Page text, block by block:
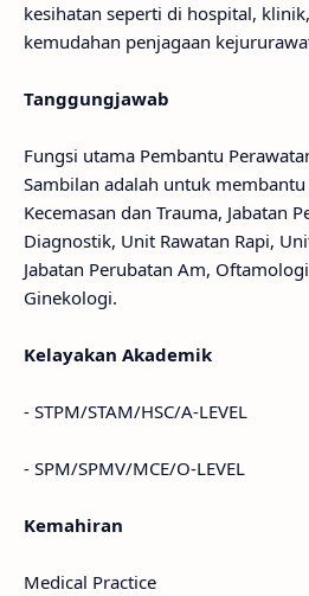
kesihatan seperti di hospital,
kemudahan penjagaan
Tanggungjawab
Fungsi utama Pembantu
Sambilan adalah untuk membantu
Kecemasan dan Trauma, Jabatan
Diagnostik, Unit Rawatan Rapi,
Jabatan Perubatan Am,
Ginekologi.
Kelayakan Akademik
- STPM/STAM/HSC/A-LEVEL
- SPM/SPMV/MCE/O-LEVEL
Kemahiran
Medical Practice